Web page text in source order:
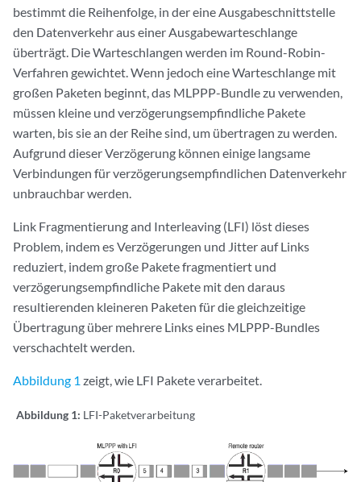
bestimmt die Reihenfolge, in der eine Ausgabeschnittstelle
den Datenverkehr aus einer Ausgabewarteschlange
überträgt. Die Warteschlangen werden im Round-Robin-
Verfahren gewichtet. Wenn jedoch eine Warteschlange mit
großen Paketen beginnt, das MLPPP-Bundle zu verwenden,
müssen kleine und verzögerungsempfindliche Pakete
warten, bis sie an der Reihe sind, um übertragen zu werden.
Aufgrund dieser Verzögerung können einige langsame
Verbindungen für verzögerungsempfindlichen Datenverkehr
unbrauchbar werden.
Link Fragmentierung and Interleaving (LFI) löst dieses
Problem, indem es Verzögerungen und Jitter auf Links
reduziert, indem große Pakete fragmentiert und
verzögerungsempfindliche Pakete mit den daraus
resultierenden kleineren Paketen für die gleichzeitige
Übertragung über mehrere Links eines MLPPP-Bundles
verschachtelt werden.
Abbildung 1 zeigt, wie LFI Pakete verarbeitet.
Abbildung 1: LFI-Paketverarbeitung